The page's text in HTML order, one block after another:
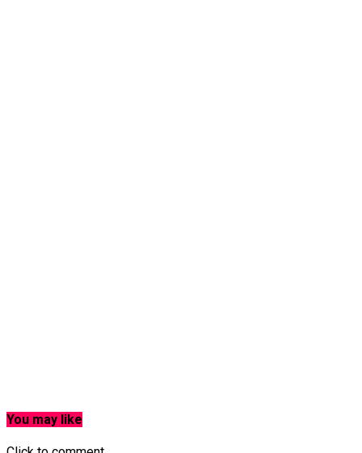
You may like